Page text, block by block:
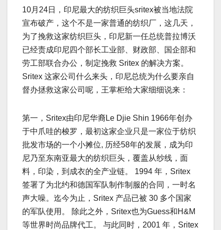
10月24日，印尼最大的纺织巨头sritex被当地法院
宣布破产，这个不是一家普通的纺织厂，这几天，
为了挽救这家纺织巨头，印尼新一任总统普拉博沃
已经责成印尼四个部长工业部、财政部、国企部和
劳工部联合办公，制定挽救 Sritex 的解决方案。
Sritex 这家公司什么来头，印尼总统为什么要亲自
督办拯救这家公司呢，王掌柜给大家细细说来：
第一，Sritex由印尼华裔Le Djie Shin 1966年创办
于中爪哇的梭罗，最初这家企业只是一家位于纺织
批发市场的一个小摊位, 历经58年的发展，成为印
尼乃至东南亚最大的纺织巨头，覆盖从纱线，面
料，印染，到成衣的全产业链。 1994 年，Sritex
签署了为北约和德国军队制作制服的合同，一时名
声大噪。迄今为止，Sritex 产品已被 30 多个国家
的军队使用。 除此之外，Sritex也为Guess和H&M
等世界时尚品牌代工。 与此同时，2001 年，Sritex